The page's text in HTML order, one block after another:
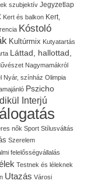
szubjektív Jegyzetlap
Kert és balkon Kert,
Kóstoló
Kultúrmix Kutyatartás
Láttad, hallottad,
Nagymamákról
Nyár, színház Olimpia
Pszicho
Interjú
nők Sport Stílusváltás
Szerelem
felelősségvállalás
Testnek és léleknek
Utazás Városi